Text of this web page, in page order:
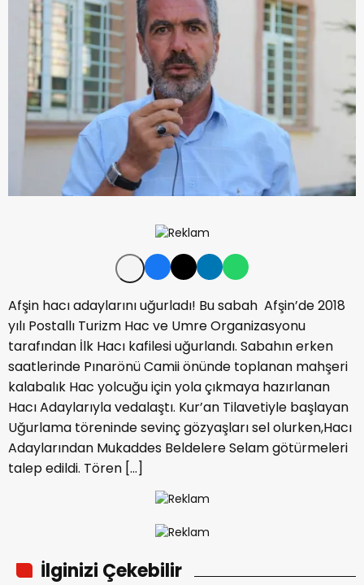
Afşin hacı adaylarını uğurladı! Bu sabah Afşin’de 2018
yılı Postallı Turizm Hac ve Umre Organizasyonu
tarafından İlk Hacı kafilesi uğurlandı. Sabahın erken
saatlerinde Pınarönü Camii önünde toplanan mahşeri
kalabalık Hac yolcuğu için yola çıkmaya hazırlanan
Hacı Adaylarıyla vedalaştı. Kur’an Tilavetiyle başlayan
Uğurlama töreninde sevinç gözyaşları sel olurken,Hacı
Adaylarından Mukaddes Beldelere Selam götürmeleri
talep edildi. Tören […]
İlginizi Çekebilir